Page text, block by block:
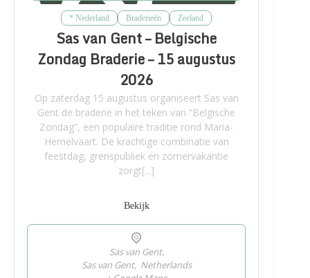
* Nederland Braderieën Zeeland
Sas van Gent – Belgische
Zondag Braderie – 15 augustus
2026
Op zaterdag 15 augustus organiseert Sas van
Gent de braderie in het teken van “Belgische
Zondag”, een populaire traditie rond Maria-
Hemelvaart. De krachtige combinatie van
feestdag, grenspubliek en zomervakantie
zorgt[...]
Bekijk
Sas van Gent,
Sas van Gent, Netherlands